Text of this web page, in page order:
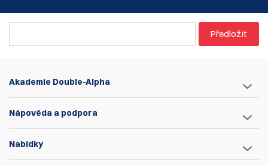
Předložit
Akademie Double-Alpha
Nápověda a podpora
Nabídky